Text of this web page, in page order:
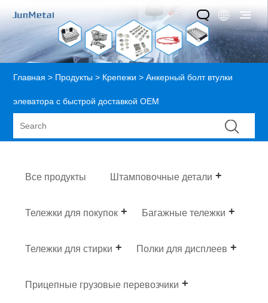
Главная > Продукты > Крепежи > Анкерный болт втулки
элеватора с быстрой доставкой OEM
Все продукты Штамповочные детали
Тележки для покупок Багажные тележки
Тележки для стирки Полки для дисплеев
Прицепные грузовые перевозчики